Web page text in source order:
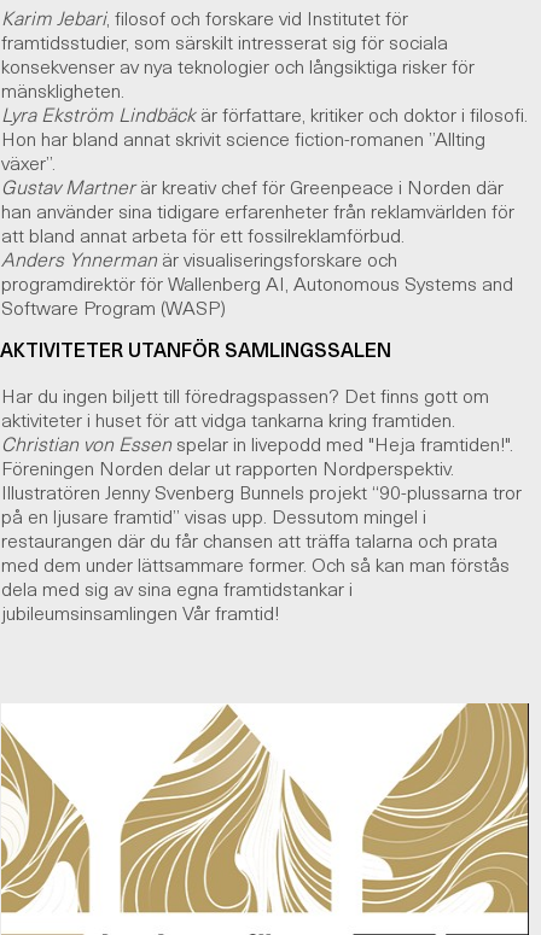
Karim Jebari, filosof och forskare vid Institutet för
framtidsstudier, som särskilt intresserat sig för sociala
konsekvenser av nya teknologier och långsiktiga risker för
mänskligheten.
Lyra Ekström Lindbäckär författare, kritiker och doktor i filosofi.
Hon har bland annat skrivit science fiction-romanen ”Allting
växer”.
Gustav Martnerär kreativ chef för Greenpeace i Norden där
han använder sina tidigare erfarenheter från reklamvärlden för
att bland annat arbeta för ett fossilreklamförbud.
Anders Ynnerman är visualiseringsforskare och
programdirektör för Wallenberg AI, Autonomous Systems and
Software Program (WASP)
AKTIVITETER UTANFÖR SAMLINGSSALEN
Har du ingen biljett till föredragspassen? Det finns gott om
aktiviteter i huset för att vidga tankarna kring framtiden.
Christian von Essen spelar in livepodd med "Heja framtiden!".
Föreningen Norden delar ut rapporten Nordperspektiv.
Illustratören Jenny Svenberg Bunnels projekt “90-plussarna tror
på en ljusare framtid” visas upp. Dessutom mingel i
restaurangen där du får chansen att träffa talarna och prata
med dem under lättsammare former. Och så kan man förstås
dela med sig av sina egna framtidstankar i
jubileumsinsamlingen Vår framtid!